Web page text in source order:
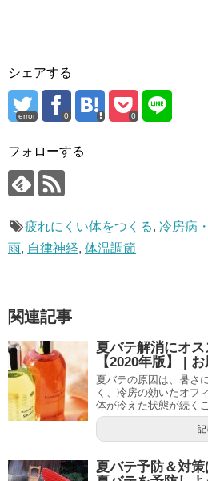
シェアする
error 0 0
フォローする
疲れにくい体をつくる, 冷房病
雨, 自律神経, 体温調節
関連記事
夏バテ解消にオ
【2020年版】 |
夏バテの原因は、暑さ
く、冷房の効いたオフ
体が冷えた状態が続く
記
夏バテ予防＆対